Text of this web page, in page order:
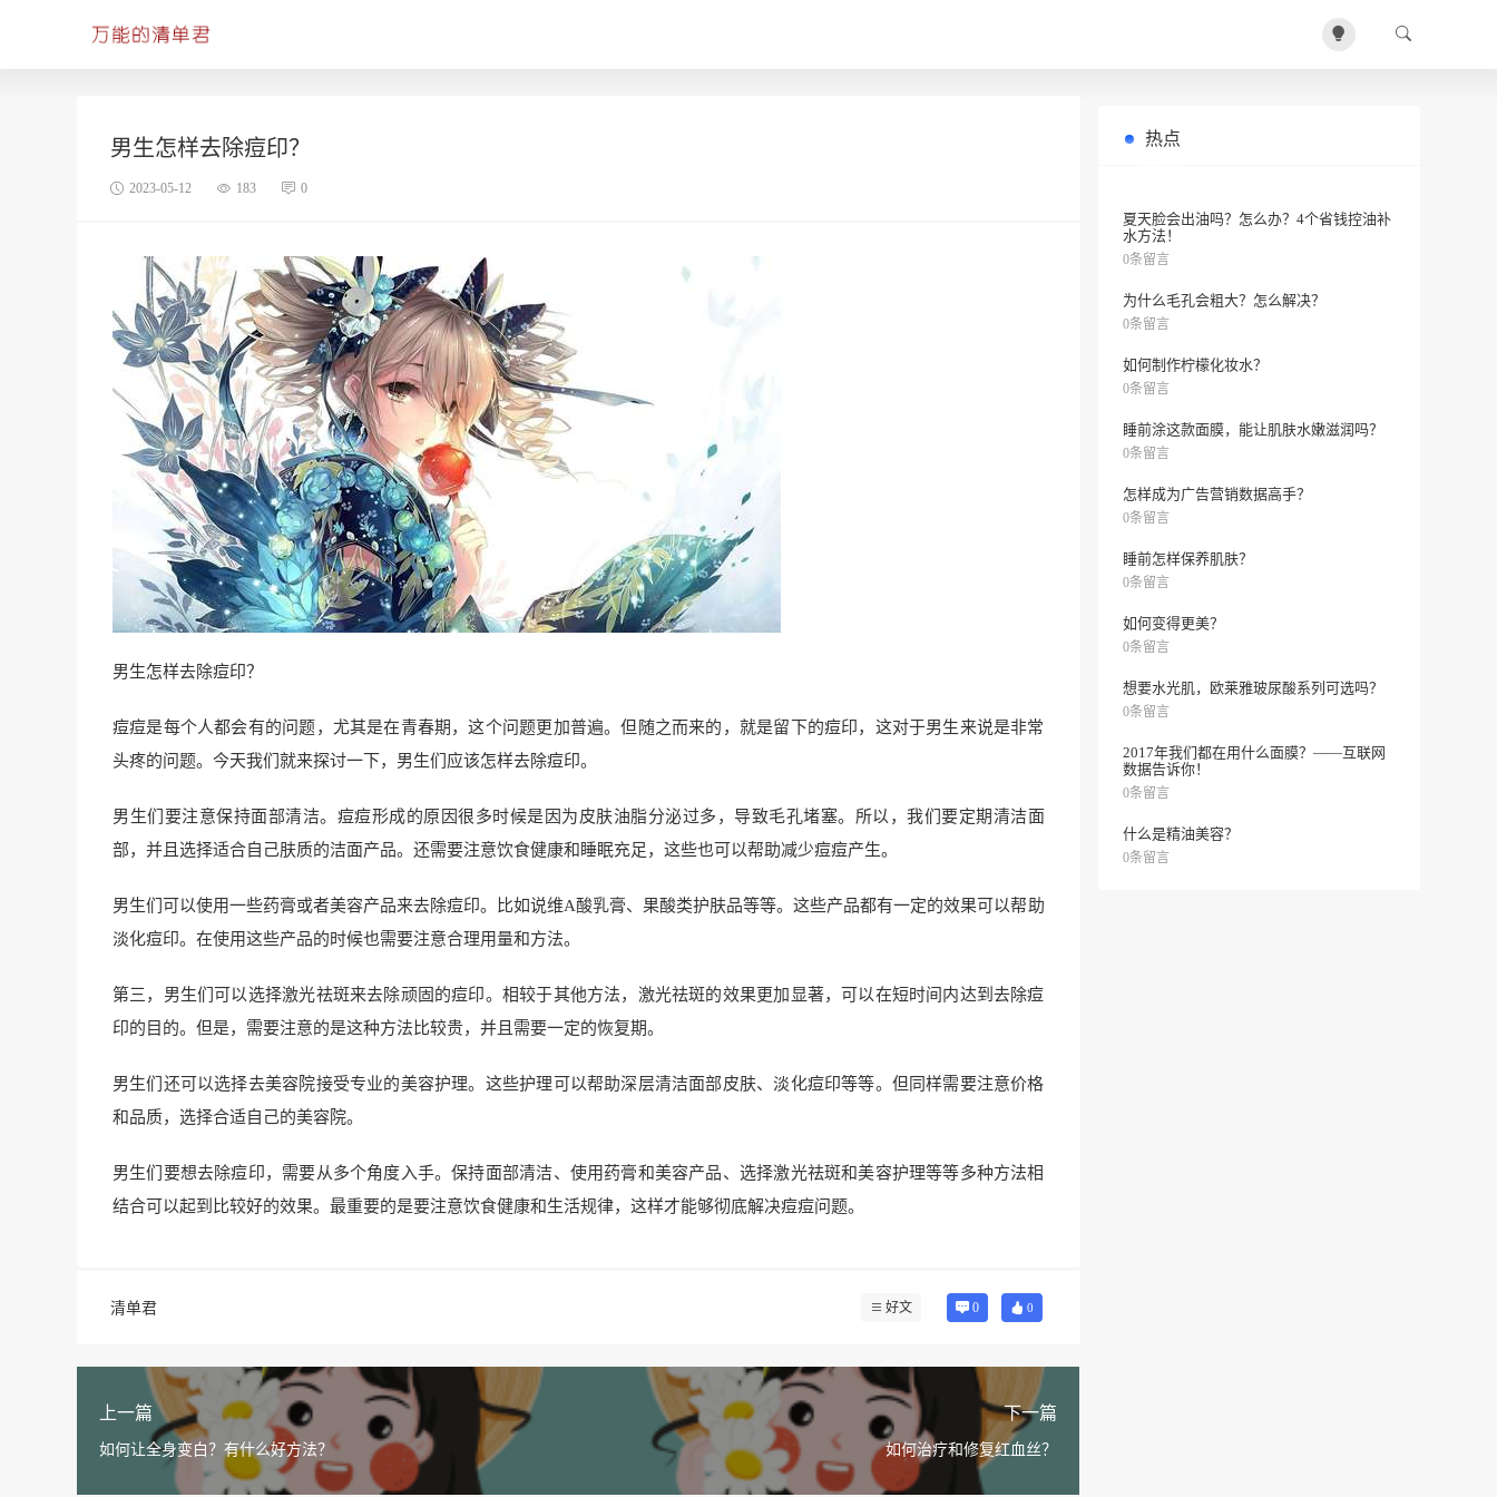
男生怎样去除痘印？
2023-05-12 183 0
男生怎样去除痘印？
痘痘是每个人都会有的问题，尤其是在青春期，这个问题更加普遍。但随之而来的，就是留下的痘印，这对于男生来说是非常
头疼的问题。今天我们就来探讨一下，男生们应该怎样去除痘印。
男生们要注意保持面部清洁。痘痘形成的原因很多时候是因为皮肤油脂分泌过多，导致毛孔堵塞。所以，我们要定期清洁面
部，并且选择适合自己肤质的洁面产品。还需要注意饮食健康和睡眠充足，这些也可以帮助减少痘痘产生。
男生们可以使用一些药膏或者美容产品来去除痘印。比如说维A酸乳膏、果酸类护肤品等等。这些产品都有一定的效果可以帮助
淡化痘印。在使用这些产品的时候也需要注意合理用量和方法。
第三，男生们可以选择激光祛斑来去除顽固的痘印。相较于其他方法，激光祛斑的效果更加显著，可以在短时间内达到去除痘
印的目的。但是，需要注意的是这种方法比较贵，并且需要一定的恢复期。
男生们还可以选择去美容院接受专业的美容护理。这些护理可以帮助深层清洁面部皮肤、淡化痘印等等。但同样需要注意价格
和品质，选择合适自己的美容院。
男生们要想去除痘印，需要从多个角度入手。保持面部清洁、使用药膏和美容产品、选择激光祛斑和美容护理等等多种方法相
结合可以起到比较好的效果。最重要的是要注意饮食健康和生活规律，这样才能够彻底解决痘痘问题。
清单君 好文 0 0
上一篇
如何让全身变白？有什么好方法？
下一篇
如何治疗和修复红血丝？
热点
夏天脸会出油吗？怎么办？4个省钱控油补
水方法！
0条留言
为什么毛孔会粗大？怎么解决？
0条留言
如何制作柠檬化妆水？
0条留言
睡前涂这款面膜，能让肌肤水嫩滋润吗？
0条留言
怎样成为广告营销数据高手？
0条留言
睡前怎样保养肌肤？
0条留言
如何变得更美？
0条留言
想要水光肌，欧莱雅玻尿酸系列可选吗？
0条留言
2017年我们都在用什么面膜？——互联网
数据告诉你！
0条留言
什么是精油美容？
0条留言